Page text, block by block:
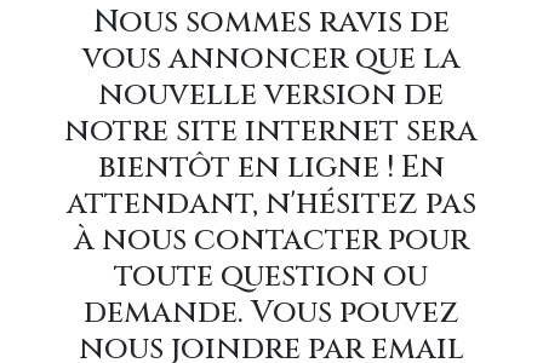
Nous sommes ravis de
vous annoncer que la
nouvelle version de
notre site internet sera
bientôt en ligne ! En
attendant, n'hésitez pas
à nous contacter pour
toute question ou
demande. Vous pouvez
nous joindre par email